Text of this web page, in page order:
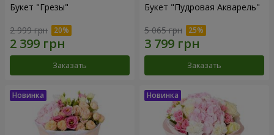
Букет "Грезы"
2 999 грн
Заказать
Букет "Пудровая Акварель"
5 065 грн
Заказать